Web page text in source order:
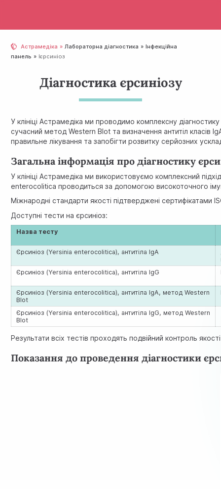
Астрамедіка Лабораторна діагностика
Інфекційна
панель
Ієрсиніоз
Діагностика єрсиніозу
У клініці Астрамедіка ми проводимо комплексну
сучасний метод Western Blot та визначення антитіл класів
правильне лікування та запобігти розвитку серйозних
Загальна інформація про діагностику
У клініці Астрамедіка ми використовуємо комплексний
enterocolitica проводиться за допомогою високоточного
Міжнародні стандарти якості підтверджені
Доступні тести на єрсиніоз:
Назва тесту
Єрсиніоз (Yersinia enterocolitica), антитіла IgA
Єрсиніоз (Yersinia enterocolitica), антитіла IgG
Єрсиніоз (Yersinia enterocolitica), антитіла IgA, метод Western
Blot
Єрсиніоз (Yersinia enterocolitica), антитіла IgG, метод Western
Blot
Результати всіх тестів проходять подвійний контроль
Показання до проведення діагностики